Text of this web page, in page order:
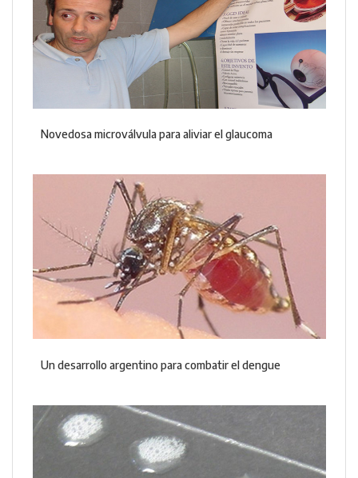
Novedosa microválvula para aliviar el glaucoma
Un desarrollo argentino para combatir el dengue